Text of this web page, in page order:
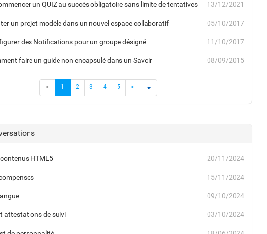
un QUIZ au succès obligatoire sans limite de tentatives 13/12/2021
un projet modèle dans un nouvel espace collaboratif 05/10/2017
des Notifications pour un groupe désigné 11/10/2017
faire un guide non encapsulé dans un Savoir 08/09/2015
< 1 2 3 4 5 >
HTML5 20/11/2024
15/11/2024
09/10/2024
attestations de suivi 03/10/2024